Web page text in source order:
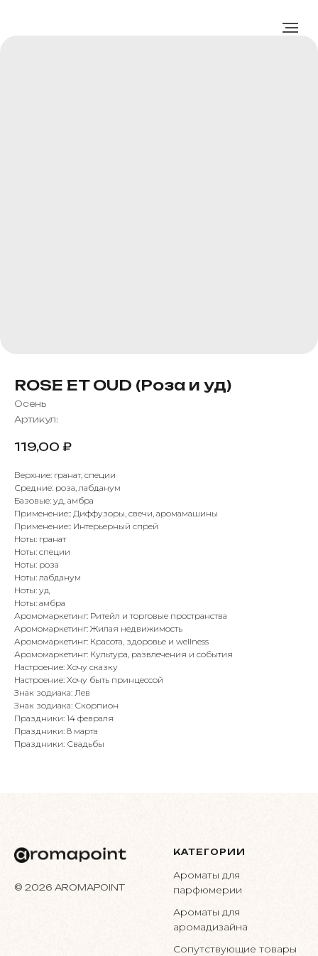
ROSE ET OUD (Роза и уд)
Осень
Артикул:
119,00 ₽
Верхние: гранат, специи
Средние: роза, лабданум
Базовые: уд, амбра
Применение:: Диффузоры, свечи, аромамашины
Применение:: Интерьерный спрей
Ноты: гранат
Ноты: специи
Ноты: роза
Ноты: лабданум
Ноты: уд
Ноты: амбра
Аромомаркетинг: Ритейл и торговые пространства
Аромомаркетинг: Жилая недвижимость
Аромомаркетинг: Красота, здоровье и wellness
Аромомаркетинг: Культура, развлечения и события
Настроение: Хочу сказку
Настроение: Хочу быть принцессой
Знак зодиака: Лев
Знак зодиака: Скорпион
Праздники: 14 февраля
Праздники: 8 марта
Праздники: Свадьбы
© 2026 AROMAPOINT
КАТЕГОРИИ
Ароматы для
парфюмерии
Ароматы для
аромадизайна
Сопутствующие товары